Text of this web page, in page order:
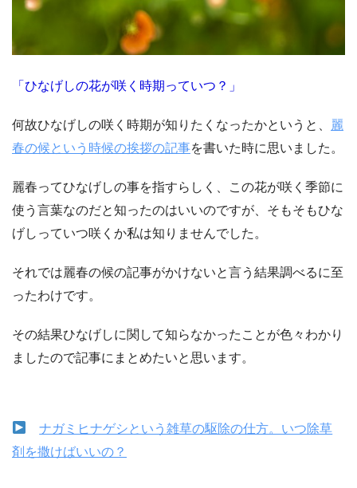
「ひなげしの花が咲く時期っていつ？」
何故ひなげしの咲く時期が知りたくなったかというと、
麗
春の候という時候の挨拶の記事を書いた時に思いました。
麗春ってひなげしの事を指すらしく、この花が咲く季節に
使う言葉なのだと知ったのはいいのですが、そもそもひな
げしっていつ咲くか私は知りませんでした。
それでは麗春の候の記事がかけないと言う結果調べるに至
ったわけです。
その結果ひなげしに関して知らなかったことが色々わかり
ましたので記事にまとめたいと思います。
ナガミヒナゲシという雑草の駆除の仕方。いつ除草
剤を撒けばいいの？